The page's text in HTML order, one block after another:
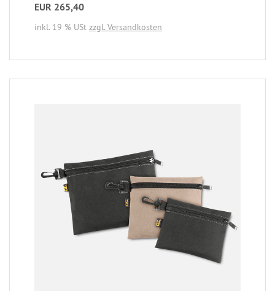
EUR 265,40
inkl. 19 % USt zzgl. Versandkosten